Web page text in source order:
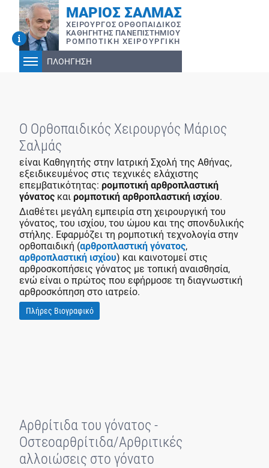
ΜΑΡΙΟΣ ΣΑΛΜΑΣ
ΧΕΙΡΟΥΡΓΟΣ ΟΡΘΟΠAIΔΙΚΟΣ
ΚΑΘΗΓΗΤΗΣ ΠΑΝΕΠΙΣΤΗΜΙΟΥ
ΡΟΜΠΟΤΙΚΗ ΧΕΙΡΟΥΡΓΙΚΗ
ΠΛΟΗΓΗΣΗ
Ο Ορθοπαιδικός Χειρουργός Μάριος
Σαλμάς
είναι Καθηγητής στην Ιατρική Σχολή της Αθήνας,
εξειδικευμένος στις τεχνικές ελάχιστης
επεμβατικότητας: ρομποτική αρθροπλαστική
γόνατος και ρομποτική αρθροπλαστική ισχίου.
Διαθέτει μεγάλη εμπειρία στη χειρουργική του
γόνατος, του ισχίου, του ώμου και της σπονδυλικής
στήλης. Εφαρμόζει τη ρομποτική τεχνολογία στην
ορθοπαιδική (αρθροπλαστική γόνατος,
αρθροπλαστική ισχίου) και καινοτομεί στις
αρθροσκοπήσεις γόνατος με τοπική αναισθησία,
ενώ είναι ο πρώτος που εφήρμοσε τη διαγνωστική
αρθροσκόπηση στο ιατρείο.
Πλήρες Βιογραφικό
Αρθρίτιδα του γόνατος -
Οστεοαρθρίτιδα/Αρθριτικές
αλλοιώσεις στο γόνατο